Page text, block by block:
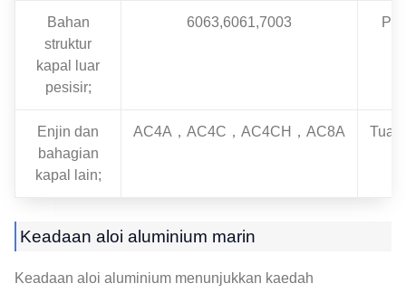
Bahan
struktur
kapal luar
pesisir;
6063,6061,7003
Enjin dan
bahagian
kapal lain;
AC4A，AC4C，AC4CH，AC8A
Keadaan aloi aluminium marin
Keadaan aloi aluminium menunjukkan kaedah